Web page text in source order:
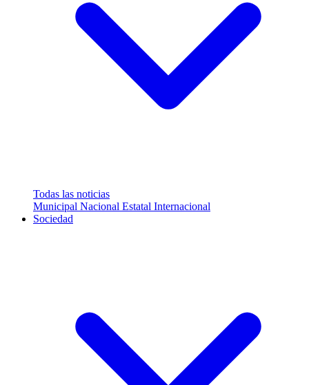
Todas las noticias
Municipal Nacional Estatal Internacional
Sociedad